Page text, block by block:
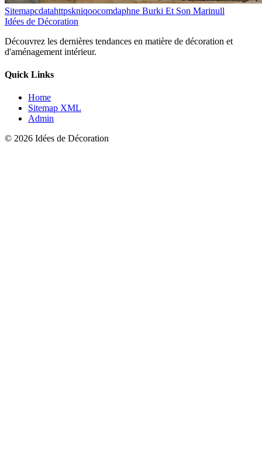
Sitemapcdatahttpskniqoocomdaphne Burki Et Son Marinull
Idées de Décoration
Découvrez les dernières tendances en matière de décoration et
d'aménagement intérieur.
Quick Links
Home
Sitemap XML
Admin
© 2026 Idées de Décoration